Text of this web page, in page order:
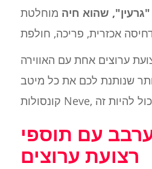
שהוא חיה מוחלטת
ערוצים אחת עם האווירה
שנותנת לכם את כל מיטב
עם תוספי
רצועת ערוצים